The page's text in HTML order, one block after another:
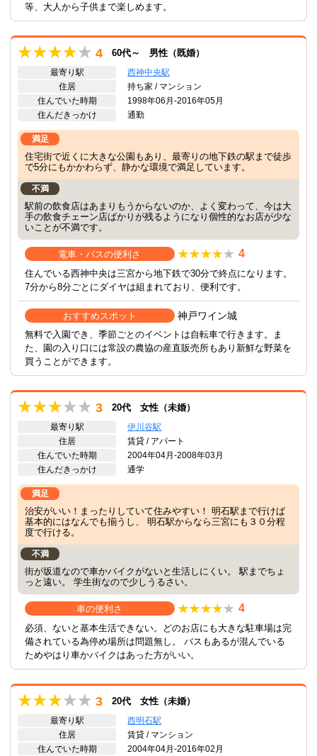
等、大人から子供まで楽しめます。
4 60代～ 男性（既婚）
最寄り駅
西神中央駅
住居
持ち家 / マンション
住んでいた時期
1998年06月-2016年05月
住んだきっかけ
通勤
満足
住宅街で近くに大きな公園もあり、最寄りの地下鉄の駅まで徒歩
で5分にもかかわらず、静かな環境で満足しています。
不満
駅前の飲食店はあまりもうからないのか、よく変わって、今は大
手の飲食チェーン店ばかりが残るようになり個性的なお店が少な
いことが不満です。
電車・バスの便利さ 4
住んでいる西神中央は三宮から地下鉄で30分で終点になります。
7分から8分ごとにダイヤは組まれており、便利です。
おすすめスポット 神戸ワイン城
無料で入園でき、季節ごとのイベントは自転車で行きます。ま
た、園の入り口には常設の農協の産直販売所もあり新鮮な野菜を
買うことができます。
3 20代 女性（未婚）
最寄り駅
伊川谷駅
住居
賃貸 / アパート
住んでいた時期
2004年04月-2008年03月
住んだきっかけ
通学
満足
治安がいい！まったりしていて住みやすい！ 明石駅まで行けば
基本的にはなんでも揃うし、 明石駅からなら三宮にも３０分程
度で行ける。
不満
街が坂道なので車かバイクがないと生活しにくい。 駅までちょ
っと遠い。 学生街なので少しうるさい。
車の便利さ 4
必須、ないと基本生活できない。どのお店にも大きな駐車場は完
備されている為停め場所は問題無し。 バスもあるが混んでいる
ためやはり車かバイクはあった方がいい。
3 20代 女性（未婚）
最寄り駅
西明石駅
住居
賃貸 / マンション
住んでいた時期
2004年04月-2016年02月